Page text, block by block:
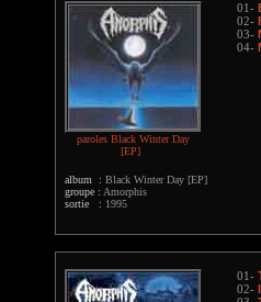
paroles Black Winter Day
[EP]
album : Black Winter Day [EP]
groupe : Amorphis
sortie : 1995
01-
02-
03-
04-
01-
02-